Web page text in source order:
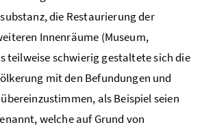
Bundesdenkmalamt, Irene Hofer
die Restaurierung der
Innenräume (Museum,
teilweise schwierig gestaltete sich die
mit den Befundungen und
als Beispiel seien
welche auf Grund von